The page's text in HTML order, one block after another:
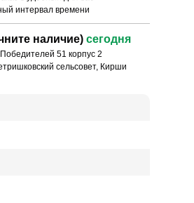
51 корпус 2
сельсовет, Кирши
наличие) сегодня
интервал времени